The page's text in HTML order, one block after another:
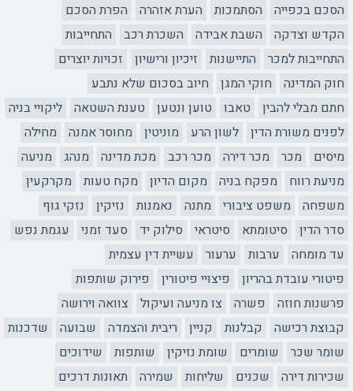
הסכם בכפייה
הסתמכות הערת אזהרה
הפרת הסכם
הקדש וצדקה
השבת אבידה השכרת רכב
התחייבות
התחייבות למכר
התיישנות זיכיון ורישיון
זכויות יוצרים
חוק המדינה
חוקי המגן
חיוב בסכום שלא נתבע
חתם מבלי להבין
טאבו טוען ונטען טענת השטאה
ליקויי בניה
לפנים משורת הדין
לשון הרע מוניטין מחוסר אמנה
מחילה
מיסים
מכר מכר דירה מכר רכב מכת מדינה מנהג
מניעה
מניעת רווח
מפקח בניה מקום הדיון מקח טעות
מקרקעין
משפחה
משפט ציבורי מתנה נאמנות נזיקין
נזקי גוף
סדר הדין
סיטומתא סיטראי סילוק יד סעד זמני
עגמת נפש
עד מומחה
ערבות ערעור
עשיית דין עצמית
פיטורי עובדת בהריון
פיצויי פיטורין
פירוק שותפות
פרשנות חוזה
פשרה צו מניעה ועיקול
צוואה וירושה
קבוצת רכישה
קבלנות קניין ריבית והצמדה שבועה
שדכנות
שומר שכר
שומרים שומת נזיקין שותפות
שידוכים
שכירות דירה
שכנים שליחות שמירה תאונות דרכים